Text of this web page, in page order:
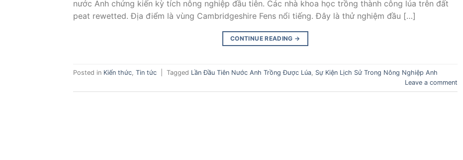
nước Anh chứng kiến kỳ tích nông nghiệp đầu tiên. Các nhà khoa học trồng thành công lúa trên đất
peat rewetted. Địa điểm là vùng Cambridgeshire Fens nổi tiếng. Đây là thử nghiệm đầu […]
CONTINUE READING →
Posted in Kiến thức Tin tức Tagged Lần Đầu Tiên Nước Anh Trồng Được Lúa Sự Kiện Lịch Sử Trong Nông Nghiệp Anh
Leave a comment